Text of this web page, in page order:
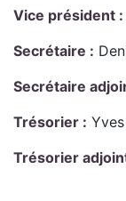
Vice président :
Secrétaire :
Secrétaire
Trésorier :
Trésorier